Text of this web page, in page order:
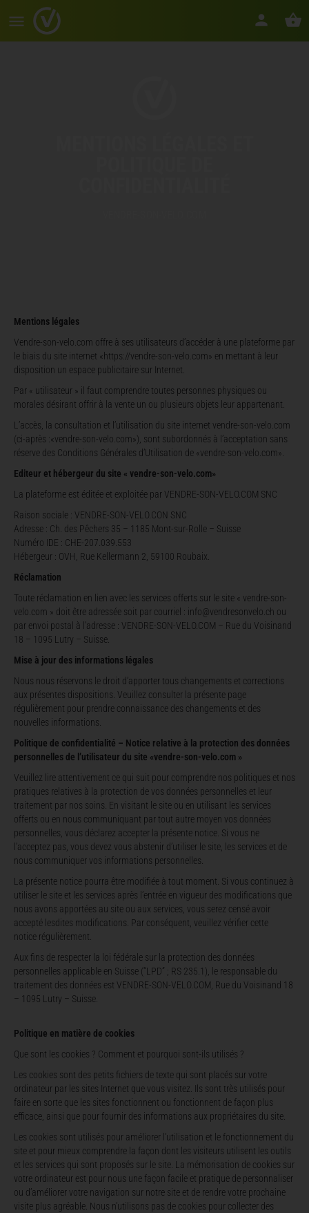
Mentions légales
Vendre-son-velo.com offre à ses utilisateurs d’accéder à une plateforme par
le biais du site internet «https://vendre-son-velo.com» en mettant à leur
disposition un espace publicitaire sur Internet.
Par « utilisateur » il faut comprendre toutes personnes physiques ou
morales désirant offrir à la vente un ou plusieurs objets leur appartenant.
L’accès, la consultation et l’utilisation du site internet vendre-son-velo.com
(ci-après :«vendre-son-velo.com»), sont subordonnés à l’acceptation sans
réserve des Conditions Générales d’Utilisation de «vendre-son-velo.com».
Editeur et hébergeur du site « vendre-son-velo.com»
La plateforme est éditée et exploitée par VENDRE-SON-VELO.COM SNC
Raison sociale : VENDRE-SON-VELO.CON SNC
Adresse : Ch. des Pêchers 35 – 1185 Mont-sur-Rolle – Suisse
Numéro IDE : CHE-207.039.553
Hébergeur : OVH, Rue Kellermann 2, 59100 Roubaix.
Réclamation
Toute réclamation en lien avec les services offerts sur le site « vendre-son-
velo.com » doit être adressée soit par courriel : info@vendresonvelo.ch ou
par envoi postal à l’adresse : VENDRE-SON-VELO.COM – Rue du Voisinand
18 – 1095 Lutry – Suisse.
Mise à jour des informations légales
Nous nous réservons le droit d’apporter tous changements et corrections
aux présentes dispositions. Veuillez consulter la présente page
régulièrement pour prendre connaissance des changements et des
nouvelles informations.
Politique de confidentialité – Notice relative à la protection des données
personnelles de l’utilisateur du site «vendre-son-velo.com »
Veuillez lire attentivement ce qui suit pour comprendre nos politiques et nos
pratiques relatives à la protection de vos données personnelles et leur
traitement par nos soins. En visitant le site ou en utilisant les services
offerts ou en nous communiquant par tout autre moyen vos données
personnelles, vous déclarez accepter la présente notice. Si vous ne
l’acceptez pas, vous devez vous abstenir d’utiliser le site, les services et de
nous communiquer vos informations personnelles.
La présente notice pourra être modifiée à tout moment. Si vous continuez à
utiliser le site et les services après l’entrée en vigueur des modifications que
nous avons apportées au site ou aux services, vous serez censé avoir
accepté lesdites modifications. Par conséquent, veuillez vérifier cette
notice régulièrement.
Aux fins de respecter la loi fédérale sur la protection des données
personnelles applicable en Suisse (“LPD” ; RS 235.1), le responsable du
traitement des données est VENDRE-SON-VELO.COM, Rue du Voisinand 18
– 1095 Lutry – Suisse.
Politique en matière de cookies
Que sont les cookies ? Comment et pourquoi sont-ils utilisés ?
Les cookies sont des petits fichiers de texte qui sont placés sur votre
ordinateur par les sites Internet que vous visitez. Ils sont très utilisés pour
faire en sorte que les sites fonctionnent ou fonctionnent de façon plus
efficace, ainsi que pour fournir des informations aux propriétaires du site.
Les cookies sont utilisés pour améliorer l’utilisation et le fonctionnement du
site et pour mieux comprendre la façon dont les visiteurs utilisent les outils
et les services qui sont proposés sur le site. La mémorisation de cookies sur
votre ordinateur est pour nous une façon facile et pratique de personnaliser
ou d’améliorer votre navigation sur notre site et de rendre votre prochaine
visite plus agréable. Nous n’utilisons pas de cookies pour collecter des